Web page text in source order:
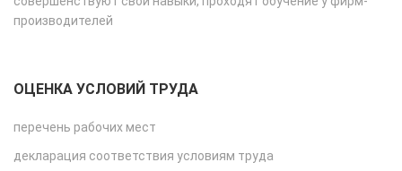
производителей
ОЦЕНКА УСЛОВИЙ ТРУДА
перечень рабочих мест
декларация соответствия условиям труда